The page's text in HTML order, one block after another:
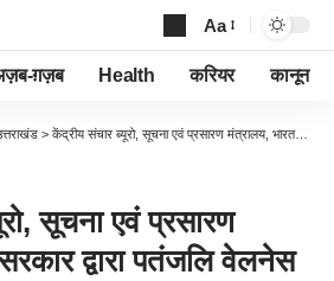
Font
Resizer
Aa
ग़ज़ब Health करियर कानून
> केंद्रीय संचार ब्यूरो, सूचना एवं प्रसारण मंत्रालय, भारत सरकार द्वारा पतंजलि वेलनेस सेंटर में योग पर आधारित एक विशेष कार्यक्रम का आयोजन किया गया
सूचना एवं प्रसारण
द्वारा पतंजलि वेलनेस